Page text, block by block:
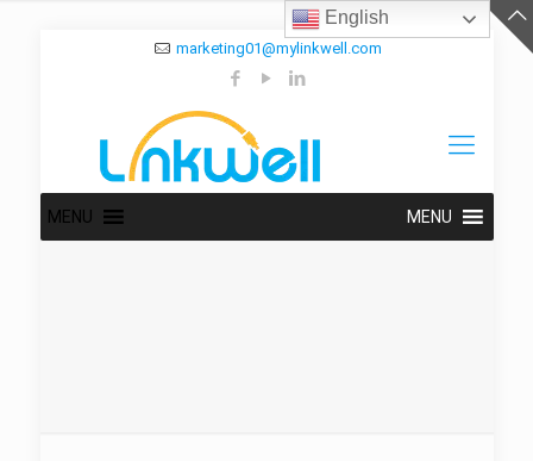
marketing01@mylinkwell.com
MENU MENU
English